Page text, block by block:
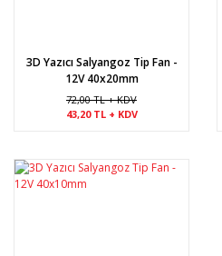
3D Yazıcı Salyangoz Tip Fan -
12V 40x20mm
72,00 TL + KDV
43,20 TL + KDV